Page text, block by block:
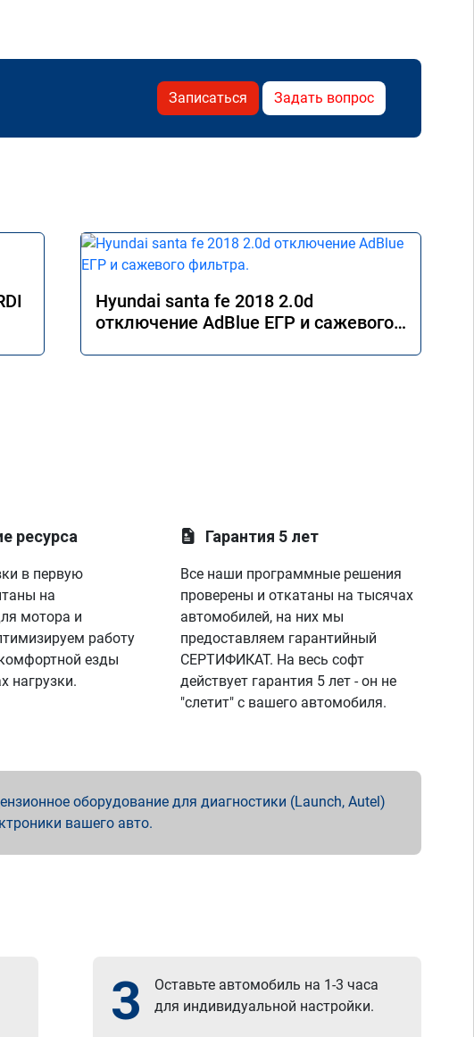
Записаться Задать вопрос
Hyundai santa fe 2018 2.0d
отключение AdBlue ЕГР и сажевого
ресурса
в первую
на
мотора и
работу
езды
нагрузки.
Гарантия 5 лет
Все наши программные решения
проверены и откатаны на тысячах
автомобилей, на них мы
предоставляем гарантийный
СЕРТИФИКАТ. На весь софт
действует гарантия 5 лет - он не
"слетит" с вашего автомобиля.
оборудование для диагностики (Launch, Autel)
вашего авто.
3
Оставьте автомобиль на 1-3 часа
для индивидуальной настройки.